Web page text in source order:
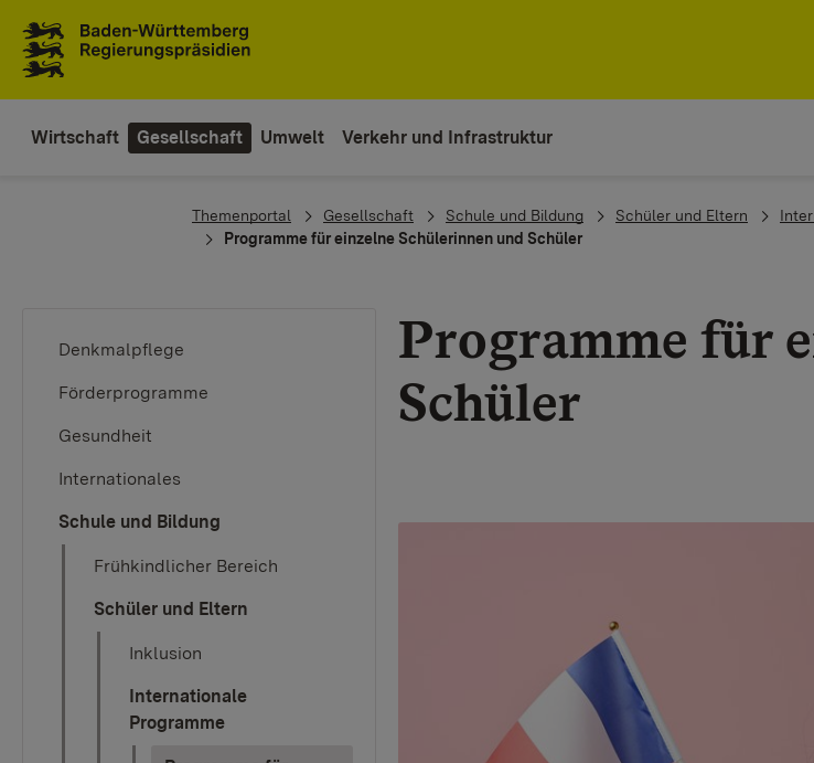
Wirtschaft Gesellschaft Umwelt Verkehr und Infrastruktur
You are here:
Themenportal Gesellschaft Schule und Bildung Schüler und Eltern
Programme für einzelne Schülerinnen und Schüler
Denkmalpflege
Förderprogramme
Gesundheit
Internationales
Schule und Bildung
Frühkindlicher Bereich
Schüler und Eltern
Inklusion
Internationale
Programme
Programme für
Schüler